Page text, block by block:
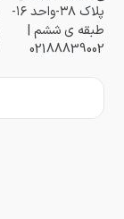
پلاک ۳۸-واحد ۱۶-
طبقه ی ششم |
02188839002